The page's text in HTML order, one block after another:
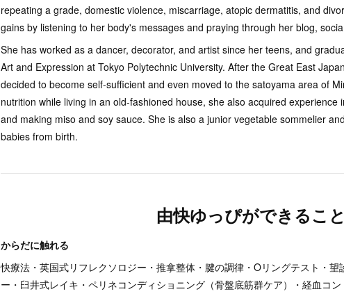
repeating a grade, domestic violence, miscarriage, atopic dermatitis, and
gains by listening to her body's messages and praying through her blog,
She has worked as a dancer, decorator, and artist since her teens, and
Art and Expression at Tokyo Polytechnic University. After the Great East
decided to become self-sufficient and even moved to the satoyama area of
nutrition while living in an old-fashioned house, she also acquired experience
and making miso and soy sauce. She is also a junior vegetable sommelier
babies from birth.
由快ゆっぴができること
からだに触れる
快療法・英国式リフレクソロジー・推拿整体・腱の調律・Oリングテスト・
ー・臼井式レイキ・ペリネコンディショニング（骨盤底筋群ケア）・経血コ